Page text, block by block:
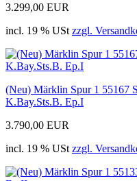
3.299,00 EUR
incl. 19 % USt zzgl.
(Neu) Märklin Spur 1 55167
K.Bay.Sts.B. Ep.I
3.790,00 EUR
incl. 19 % USt zzgl.